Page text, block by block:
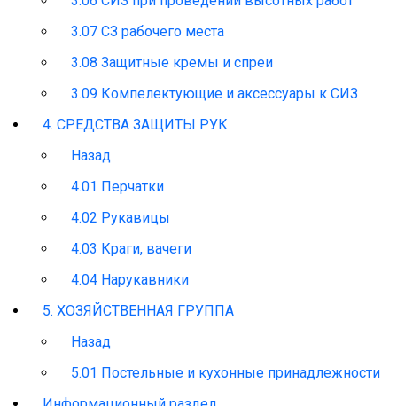
3.07 СЗ рабочего места
3.08 Защитные кремы и спреи
3.09 Компелектующие и аксессуары к СИЗ
4. СРЕДСТВА ЗАЩИТЫ РУК
Назад
4.01 Перчатки
4.02 Рукавицы
4.03 Краги, вачеги
4.04 Нарукавники
5. ХОЗЯЙСТВЕННАЯ ГРУППА
Назад
5.01 Постельные и кухонные принадлежности